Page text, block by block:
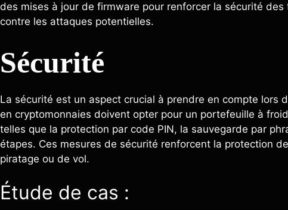
des mises à jour de firmware pour renforcer la sécurité
contre les attaques potentielles.
Sécurité
La sécurité est un aspect crucial à prendre en compte lors
en cryptomonnaies doivent opter pour un portefeuille à
telles que la protection par code PIN, la sauvegarde par
étapes. Ces mesures de sécurité renforcent la protection
piratage ou de vol.
Étude de cas :